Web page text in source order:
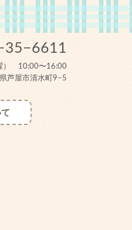
） 10:00〜16:00
芦屋市清水町9−5